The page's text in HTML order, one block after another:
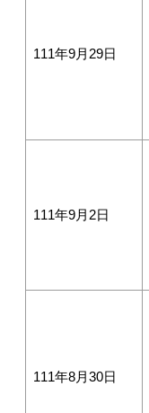
111年9月29日
111年9月2日
111年8月30日